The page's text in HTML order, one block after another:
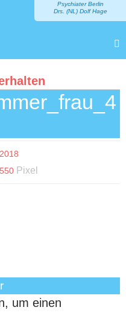
Psychiater Berlin
Drs. (NL) Dolf Hage
Pixel
um einen